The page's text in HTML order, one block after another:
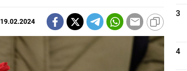
19.02.2024
3
4